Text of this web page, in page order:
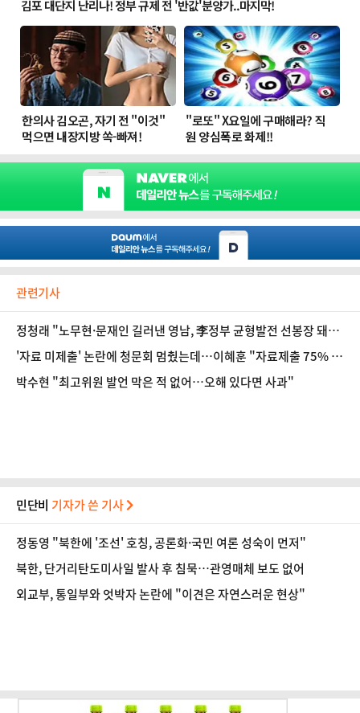
관련기사
정청래 "노무현·문재인 길러낸 영남, 李정부 균형발전 선봉장 돼
야"
'자료 미제출' 논란에 청문회 멈췄는데…이혜훈 "자료제출 75% 했
다"
박수현 "최고위원 발언 막은 적 없어…오해 있다면 사과"
민단비 기자가 쓴 기사
정동영 "북한에 '조선' 호칭, 공론화·국민 여론 성숙이 먼저"
북한, 단거리탄도미사일 발사 후 침묵…관영매체 보도 없어
외교부, 통일부와 엇박자 논란에 "이견은 자연스러운 현상"